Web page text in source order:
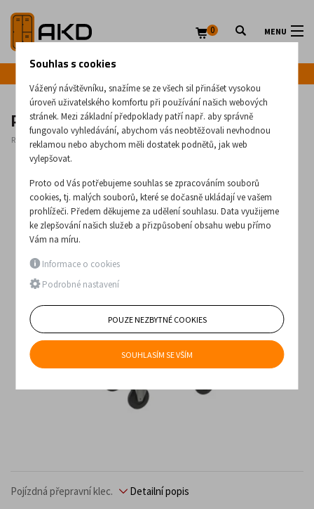
MENU
0
Přepravní klec 3216
Rozměry: x 710 (mm)
Pojízdná přepravní klec. Detailní popis
Souhlas s cookies
Vážený návštěvníku, snažíme se ze všech sil přinášet vysokou
úroveň uživatelského komfortu při používání našich webových
stránek. Mezi základní předpoklady patří např. aby správně
fungovalo vyhledávání, abychom vás neobtěžovali nevhodnou
reklamou nebo abychom měli dostatek podnětů, jak web
vylepšovat.
Proto od Vás potřebujeme souhlas se zpracováním souborů
cookies, tj. malých souborů, které se dočasně ukládají ve vašem
prohlížeči. Předem děkujeme za udělení souhlasu. Data využijeme
ke zlepšování našich služeb a přizpůsobení obsahu webu přímo
Vám na míru.
Informace o cookies
Podrobné nastavení
POUZE NEZBYTNÉ COOKIES
SOUHLASÍM SE VŠÍM